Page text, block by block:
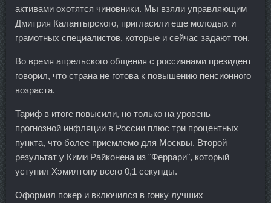
активами охотятся чиновники. Мы взяли управляющим
Дмитрия Калантырского, пригласили еще молодых и
грамотных специалистов, которые и сейчас задают тон.
Во время апрельского общения с россиянами президент
говорил, что страна не готова к повышению пенсионного
возраста.
Тариф в итоге повысили, но только на уровень
прогнозной инфляции в России плюс три процентных
пункта, что более приемлемо для Москвы. Второй
результат у Кими Райконена из "Феррари", который
уступил Хэмилтону всего 0,1 секунды.
Оформил покер и включился в гонку лучших